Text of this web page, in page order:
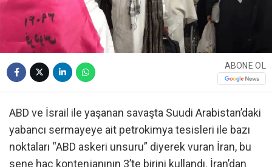
ABONE OL
ABD ve İsrail ile yaşanan savaşta Suudi Arabistan’daki
yabancı sermayeye ait petrokimya tesisleri ile bazı
noktaları “ABD askeri unsuru” diyerek vuran İran, bu
sene hac kontenjanının 3’te birini kullandı. İran’dan